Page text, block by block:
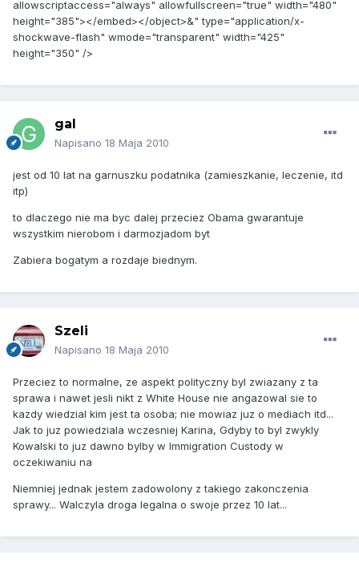
allowscriptaccess="always" allowfullscreen="true" width="480"
height="385"></embed></object>&" type="application/x-
shockwave-flash" wmode="transparent" width="425"
height="350" />
gal
Napisano 18 Maja 2010
jest od 10 lat na garnuszku podatnika (zamieszkanie, leczenie, itd
itp)
to dlaczego nie ma byc dalej przeciez Obama gwarantuje
wszystkim nierobom i darmozjadom byt
Zabiera bogatym a rozdaje biednym.
Szeli
Napisano 18 Maja 2010
Przeciez to normalne, ze aspekt polityczny byl zwiazany z ta
sprawa i nawet jesli nikt z White House nie angazowal sie to
kazdy wiedzial kim jest ta osoba; nie mowiaz juz o mediach itd...
Jak to juz powiedziala wczesniej Karina, Gdyby to byl zwykly
Kowalski to juz dawno bylby w Immigration Custody w
oczekiwaniu na
Niemniej jednak jestem zadowolony z takiego zakonczenia
sprawy... Walczyla droga legalna o swoje przez 10 lat...